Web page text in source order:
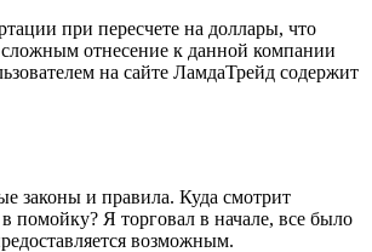
при пересчете на доллары, что
отнесение к данной компании
на сайте ЛамдаТрейд содержит
законы и правила. Куда смотрит
помойку? Я торговал в начале, все было
возможным.